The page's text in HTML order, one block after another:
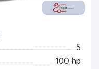
5
100 hp